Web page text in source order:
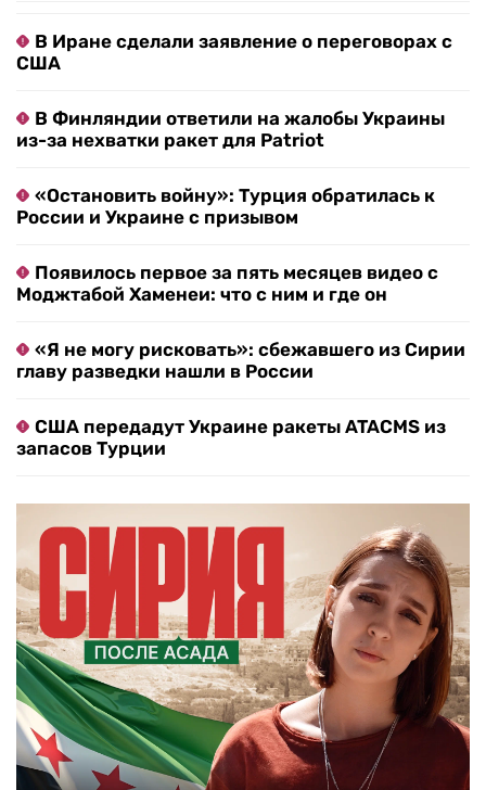
В Иране сделали заявление о переговорах с
США
В Финляндии ответили на жалобы Украины
из-за нехватки ракет для Patriot
«Остановить войну»: Турция обратилась к
России и Украине с призывом
Появилось первое за пять месяцев видео с
Моджтабой Хаменеи: что с ним и где он
«Я не могу рисковать»: сбежавшего из Сирии
главу разведки нашли в России
США передадут Украине ракеты ATACMS из
запасов Турции